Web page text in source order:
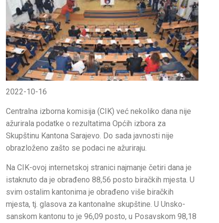
2022-10-16
Centralna izborna komisija (CIK) već nekoliko dana nije
ažurirala podatke o rezultatima Općih izbora za
Skupštinu Kantona Sarajevo. Do sada javnosti nije
obrazloženo zašto se podaci ne ažuriraju.
Na CIK-ovoj internetskoj stranici najmanje četiri dana je
istaknuto da je obrađeno 88,56 posto biračkih mjesta. U
svim ostalim kantonima je obrađeno više biračkih
mjesta, tj. glasova za kantonalne skupštine. U Unsko-
sanskom kantonu to je 96,09 posto, u Posavskom 98,18